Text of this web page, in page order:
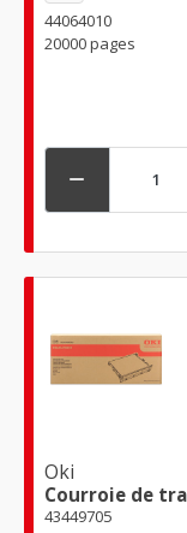
44064010
20000 pages

Oki
Courroie de
43449705